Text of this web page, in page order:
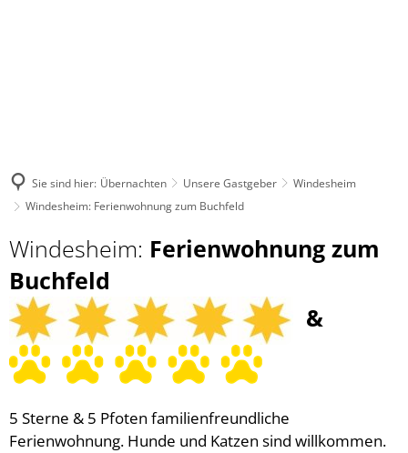
Sie sind hier: Übernachten Unsere Gastgeber
Windesheim
Windesheim: Ferienwohnung zum Buchfeld
Windesheim: Ferienwohnung zum
Buchfeld
&
5 Sterne & 5 Pfoten familienfreundliche
Ferienwohnung. Hunde und Katzen sind willkommen.